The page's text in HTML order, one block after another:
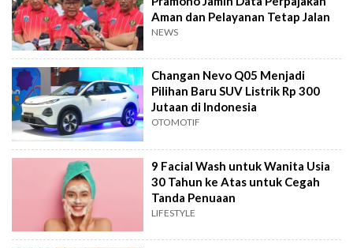
Aman dan Pelayanan Tetap Jalan
NEWS
Changan Nevo Q05 Menjadi
Pilihan Baru SUV Listrik Rp 300
Jutaan di Indonesia
OTOMOTIF
9 Facial Wash untuk Wanita Usia
30 Tahun ke Atas untuk Cegah
Tanda Penuaan
LIFESTYLE